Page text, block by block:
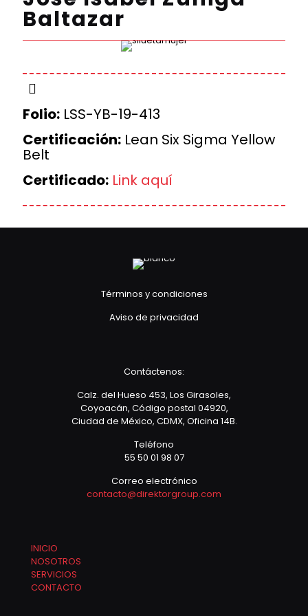
Baltazar
Folio: LSS-YB-19-413
Certificación: Lean Six Sigma Yellow
Belt
Certificado: Link aquí
Términos y condiciones
Aviso de privacidad
Contáctenos:
Calz. del Hueso 453, Los Girasoles,
Coyoacán, Código postal 04920,
Ciudad de México, CDMX, Oficina 14B.
Teléfono
55 50 01 98 07
Correo electrónico
contacto@direktorgroup.com
INICIO
NOSOTROS
SERVICIOS
CONTACTO